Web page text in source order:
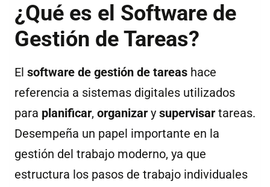
¿Qué es el Software de
Gestión de Tareas?
El software de gestión de tareas hace
referencia a sistemas digitales utilizados
para planificar, organizar y supervisar tareas.
Desempeña un papel importante en la
gestión del trabajo moderno, ya que
estructura los pasos de trabajo individuales